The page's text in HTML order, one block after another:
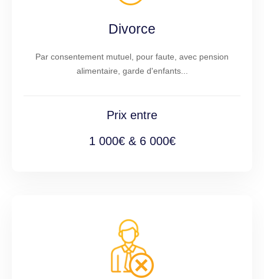
Divorce
Par consentement mutuel, pour faute, avec pension
alimentaire, garde d'enfants...
Prix entre
1 000€ & 6 000€